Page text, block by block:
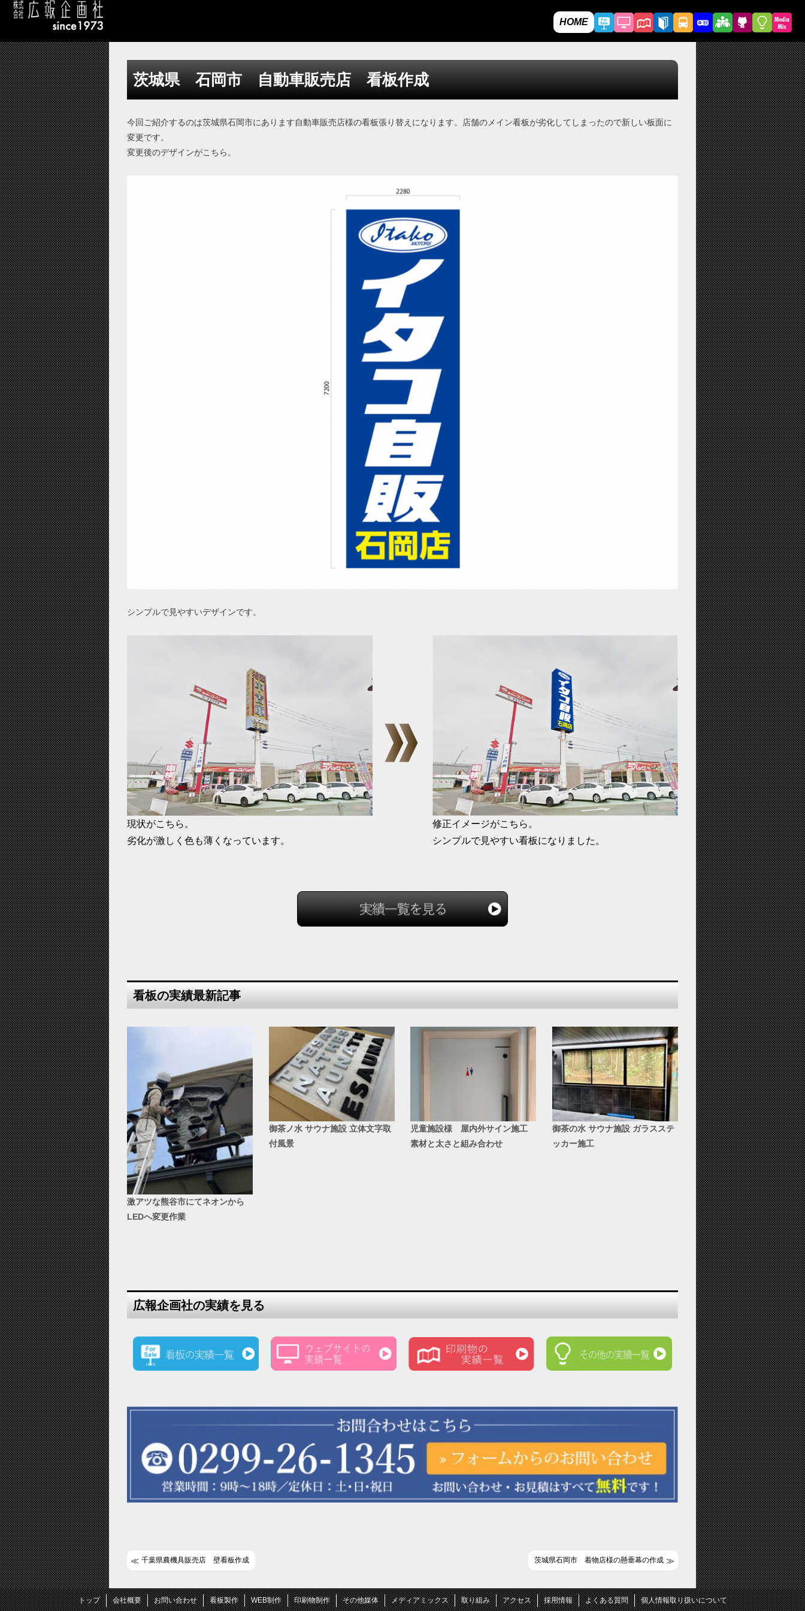
HOME
茨城県 石岡市 自動車販売店 看板作成
今回ご紹介するのは茨城県石岡市にあります自動車販売店様の看板張り替えになります。店舗のメイン看板が劣化してしまったので新しい板面に
変更です。
変更後のデザインがこちら。
シンプルで見やすいデザインです。
現状がこちら。
劣化が激しく色も薄くなっています。
修正イメージがこちら。
シンプルで見やすい看板になりました。
看板の実績最新記事
激アツな熊谷市にてネオンから
LEDへ変更作業
御茶ノ水 サウナ施設 立体文字取
付風景
児童施設様 屋内外サイン施工
素材と太さと組み合わせ
御茶の水 サウナ施設 ガラスステ
ッカー施工
広報企画社の実績を見る
千葉県農機具販売店 壁看板作成 茨城県石岡市 着物店様の懸垂幕の作成
トップ 会社概要 お問い合わせ 看板製作 WEB制作 印刷物制作 その他媒体 メディアミックス 取り組み アクセス 採用情報 よくある質問 個人情報取り扱いについて